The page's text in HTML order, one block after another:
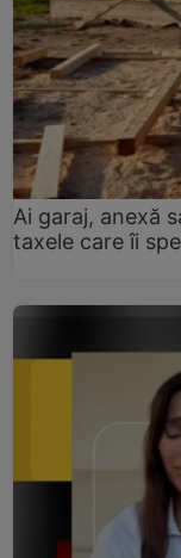
Ai garaj, anexă
taxele care îi